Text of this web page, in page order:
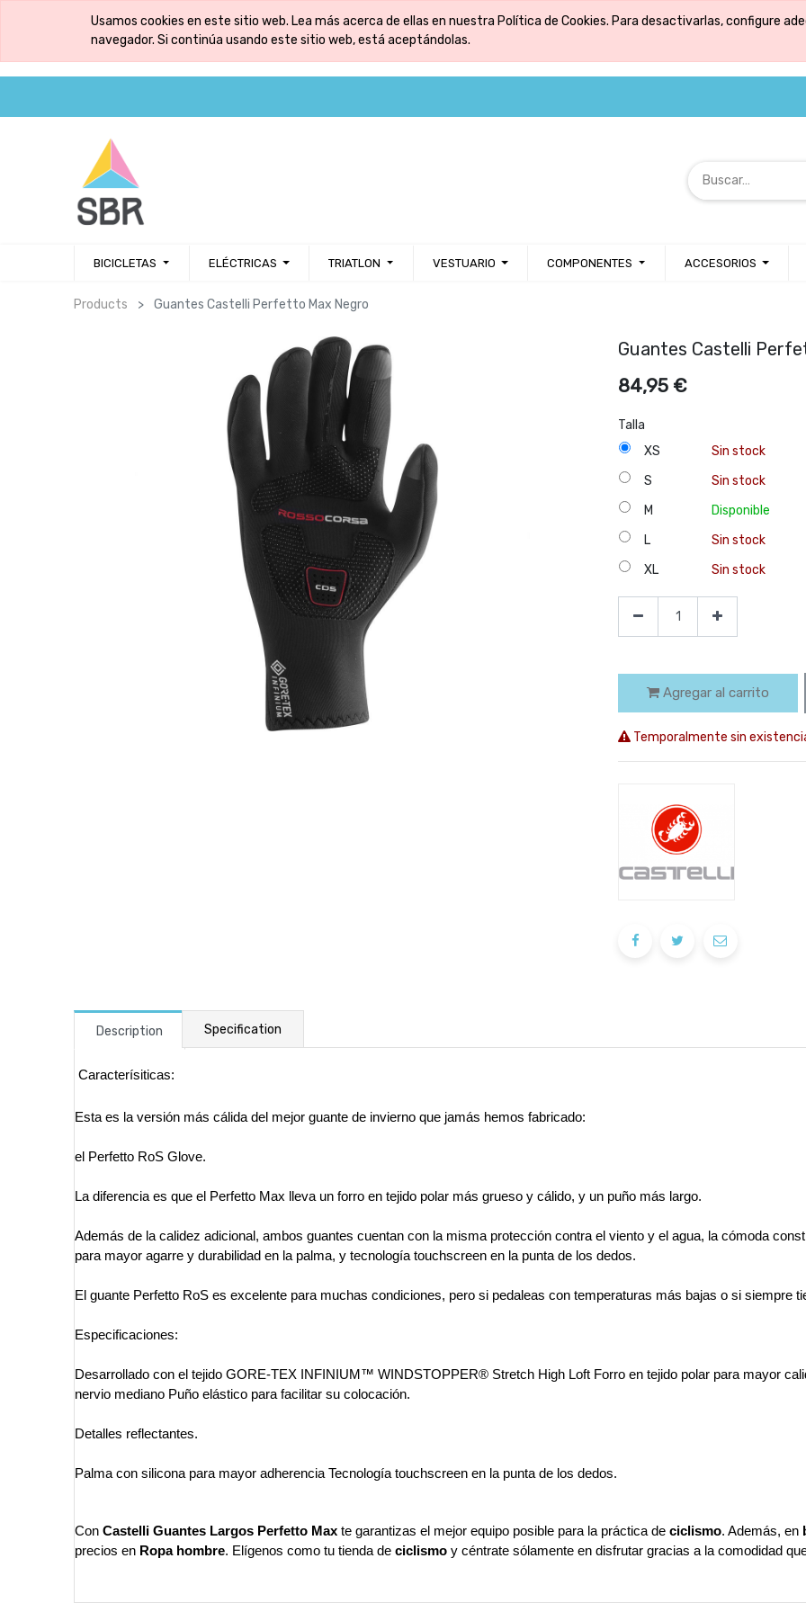
Usamos cookies en este sitio web. Lea más acerca de ellas en nuestra Política de Cookies. Para desactivarlas, configure
navegador. Si continúa usando este sitio web, está aceptándolas.
BICICLETAS ELÉCTRICAS TRIATLON VESTUARIO COMPONENTES ACCESORIOS
Products Guantes Castelli Perfetto Max Negro
Guantes Castelli
84,95 €
Talla
XS
Sin stock
S
Sin stock
M
Disponible
L
Sin stock
XL
Sin stock
Agregar al carrito
Temporalmente sin
Description Specification
Caracterísiticas:
Esta es la versión más cálida del mejor guante de invierno que jamás hemos fabricado:
el Perfetto RoS Glove.
La diferencia es que el Perfetto Max lleva un forro en tejido polar más grueso y cálido, y un puño más largo.
Además de la calidez adicional, ambos guantes cuentan con la misma protección contra el viento y el agua, la cómoda
para mayor agarre y durabilidad en la palma, y tecnología touchscreen en la punta de los dedos.
El guante Perfetto RoS es excelente para muchas condiciones, pero si pedaleas con temperaturas más bajas o si siempre
Especificaciones:
Desarrollado con el tejido GORE-TEX INFINIUM™ WINDSTOPPER® Stretch High Loft Forro en tejido polar para mayor
nervio mediano Puño elástico para facilitar su colocación.
Detalles reflectantes.
Palma con silicona para mayor adherencia Tecnología touchscreen en la punta de los dedos.
ConCastelli Guantes Largos Perfetto Max te garantizas el mejor equipo posible para la práctica deciclismo. Además, en
precios en Ropa hombre. Elígenos como tu tienda deciclismo y céntrate sólamente en disfrutar gracias a la comodidad